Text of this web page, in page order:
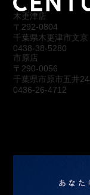
木更津店
〒292-0804
千葉県木更津市文
0438-38-5280
市原店
〒290-0056
千葉県市原市五井
0436-26-4712